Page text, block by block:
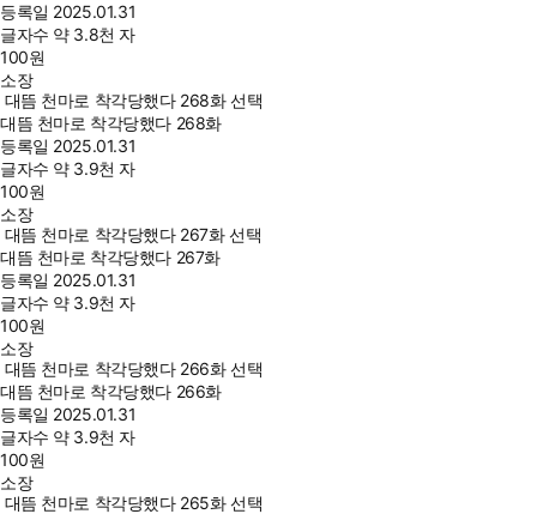
등록일 2025.01.31
글자수 약 3.8천 자
100원
소장
대뜸 천마로 착각당했다 268화 선택
대뜸 천마로 착각당했다 268화
등록일 2025.01.31
글자수 약 3.9천 자
100원
소장
대뜸 천마로 착각당했다 267화 선택
대뜸 천마로 착각당했다 267화
등록일 2025.01.31
글자수 약 3.9천 자
100원
소장
대뜸 천마로 착각당했다 266화 선택
대뜸 천마로 착각당했다 266화
등록일 2025.01.31
글자수 약 3.9천 자
100원
소장
대뜸 천마로 착각당했다 265화 선택